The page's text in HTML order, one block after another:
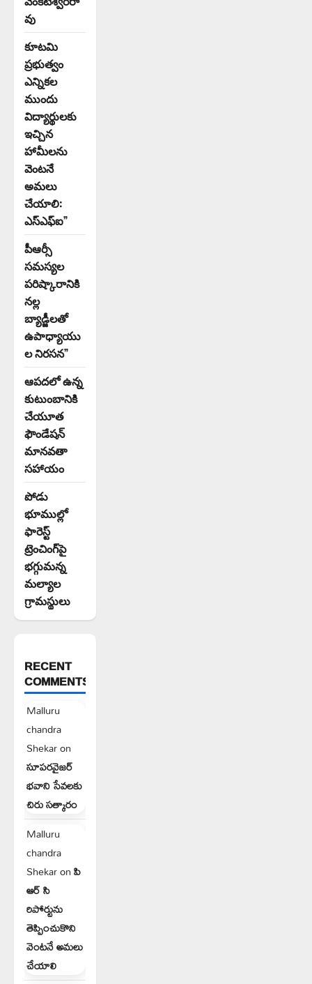
వు
కూటమి
ప్రభుత్వం
ఎన్నికల
ముందు
విద్యార్థులకు
ఇచ్చిన
హామీలను
వెంటనే
అమలు
చేయాలి:
ఎస్ఎఫ్ఐ”
పీఆర్సీ
సమస్యల
పరిష్కారానికి
నల్ల
బ్యాడ్జీలతో
ఉపాధ్యాయు
ల నిరసన”
ఆపదలో ఉన్న
కుటుంబానికి
చేయూత
ఫౌండేషన్
మానవతా
సహాయం
పోడు
భూముల్లో
ఫారెస్ట్
ట్రెంచింగ్‌పై
భగ్గుమన్న
మల్యాల
గ్రామస్థులు
RECENT
COMMENTS
Malluru
chandra
Shekaron
సూపరవైజర్
భవాని సేవలకు
చిరు సత్కారం
Malluru
chandra
Shekaronపి
ఆర్ సి
రిపోర్టును
తెప్పించుకొని
వెంటనే అమలు
చేయాలి